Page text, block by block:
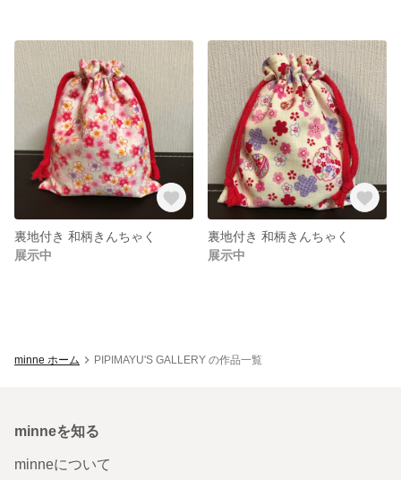
裏地付き 和柄きんちゃく
展示中
裏地付き 和柄きんちゃく
展示中
minne ホーム PIPIMAYU'S GALLERY の作品一覧
minneを知る
minneについて